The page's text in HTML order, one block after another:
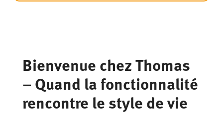
Bienvenue chez Thomas
– Quand la fonctionnalité
rencontre le style de vie